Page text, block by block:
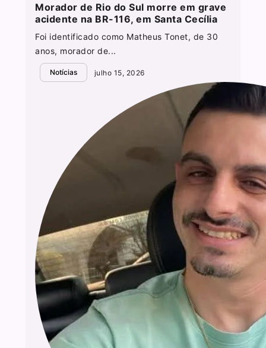
Morador de Rio do Sul morre em grave
acidente na BR-116, em Santa Cecília
Foi identificado como Matheus Tonet, de 30
anos, morador de...
Notícias julho 15, 2026